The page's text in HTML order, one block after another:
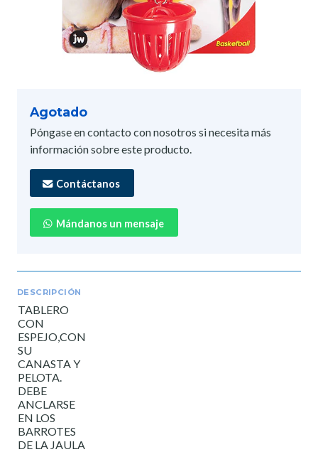
Agotado
Póngase en contacto con nosotros si necesita más
información sobre este producto.
Contáctanos
Mándanos un mensaje
DESCRIPCIÓN
TABLERO
CON
ESPEJO,CON
SU
CANASTA Y
PELOTA.
DEBE
ANCLARSE
EN LOS
BARROTES
DE LA JAULA